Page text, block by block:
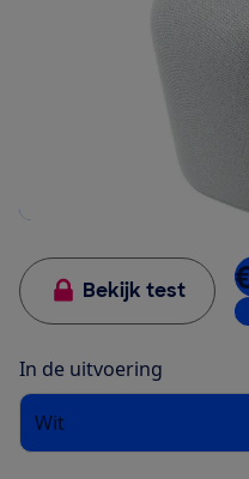
Bekijk test
In de uitvoering
Wit